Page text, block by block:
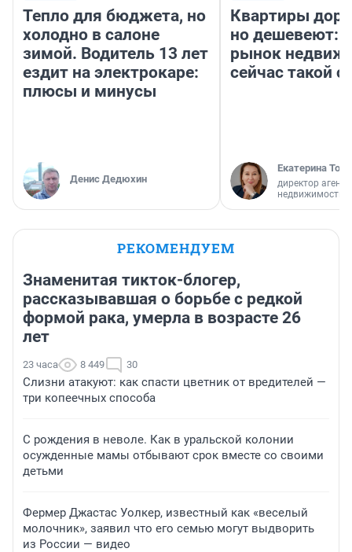
Тепло для бюджета, но
холодно в салоне
зимой. Водитель 13 лет
ездит на электрокаре:
плюсы и минусы
Денис Дедюхин
Квартиры
но дешевеют:
рынок
сейчас такой
Екатерина
директор
недвижимости
РЕКОМЕНДУЕМ
Знаменитая тикток-блогер,
рассказывавшая о борьбе с редкой
формой рака, умерла в возрасте 26
лет
23 часа 8 449 30
Слизни атакуют: как спасти цветник от вредителей —
три копеечных способа
С рождения в неволе. Как в уральской колонии
осужденные мамы отбывают срок вместе со своими
детьми
Фермер Джастас Уолкер, известный как «веселый
молочник», заявил что его семью могут выдворить
из России — видео